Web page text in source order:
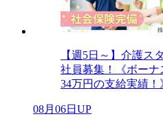
【週5日～】介護ス
社員募集！《ボー
34万円の支給実績！
08月06日UP